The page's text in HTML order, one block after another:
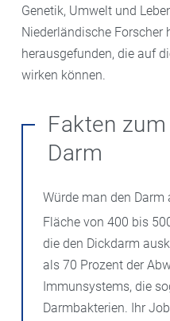
Genetik, Umwelt und
Niederländische Forscher
herausgefunden, die auf
wirken können.
Fakten zum
Darm
Würde man den Darm
Fläche von 400 bis
die den Dickdarm
als 70 Prozent der
Immunsystems, die
Darmbakterien. Ihr